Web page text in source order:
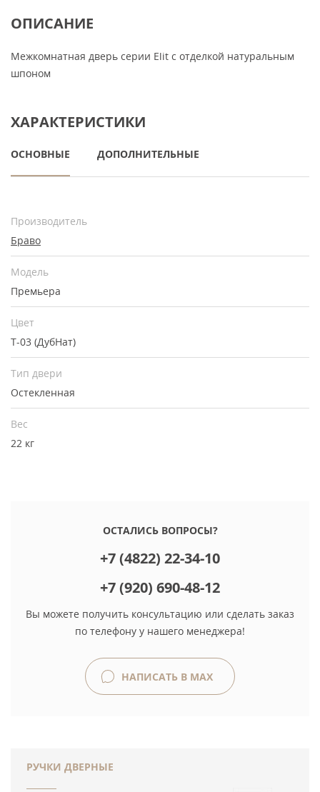
ОПИСАНИЕ
Межкомнатная дверь серии Elit с отделкой натуральным
шпоном
ХАРАКТЕРИСТИКИ
ОСНОВНЫЕ ДОПОЛНИТЕЛЬНЫЕ
Производитель
Браво
Модель
Премьера
Цвет
Т-03 (ДубНат)
Тип двери
Остекленная
Вес
22 кг
ОСТАЛИСЬ ВОПРОСЫ?
+7 (4822) 22-34-10
+7 (920) 690-48-12
Вы можете получить консультацию или сделать заказ
по телефону у нашего менеджера!
НАПИСАТЬ В MAX
РУЧКИ ДВЕРНЫЕ